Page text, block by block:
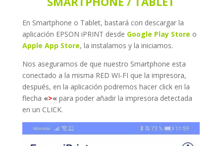
En Smartphone o Tablet, bastará con descargar la
aplicación EPSON iPRINT desde Google Play Store o
Apple App Store, la instalamos y la iniciamos.
Nos aseguramos de que nuestro Smartphone esta
conectado a la misma RED WI-FI que la impresora,
después, en la aplicación podremos hacer click en la
flecha «>«para poder añadir la impresora detectada
en un CLICK.